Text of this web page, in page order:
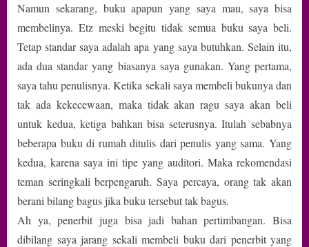
Namun sekarang, buku apapun yang saya mau, saya bisa
membelinya. Etz meski begitu tidak semua buku saya beli.
Tetap standar saya adalah apa yang saya butuhkan. Selain itu,
ada dua standar yang biasanya saya gunakan. Yang pertama,
saya tahu penulisnya. Ketika sekali saya membeli bukunya dan
tak ada kekecewaan, maka tidak akan ragu saya akan beli
untuk kedua, ketiga bahkan bisa seterusnya. Itulah sebabnya
beberapa buku di rumah ditulis dari penulis yang sama. Yang
kedua, karena saya ini tipe yang auditori. Maka rekomendasi
teman seringkali berpengaruh. Saya percaya, orang tak akan
berani bilang bagus jika buku tersebut tak bagus.
Ah ya, penerbit juga bisa jadi bahan pertimbangan. Bisa
dibilang saya jarang sekali membeli buku dari penerbit yang